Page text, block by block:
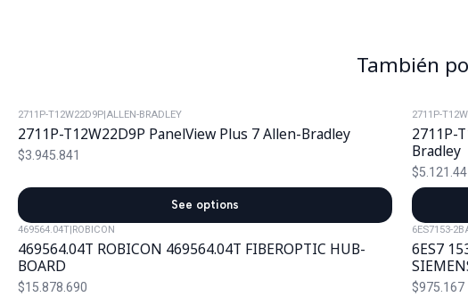
También
2711P-T12W22D9P|ALLEN-BRADLEY
2711P-T12W22D9P PanelView Plus 7 Allen-Bradley
$3.945.841
See options
2711P-
2711P-
Bradley
469564.04T|ROBICON
469564.04T ROBICON 469564.04T FIBEROPTIC HUB-
BOARD
$15.878.690
6ES7153-
6ES7
$975.167